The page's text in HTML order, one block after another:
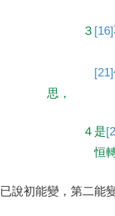
３ [16]
[21]
思 ，
４是
恒
已說初能變 ， 第二能